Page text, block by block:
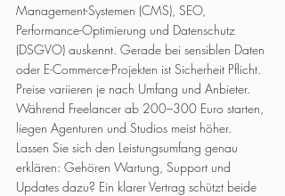
Management-Systemen (CMS), SEO,
Performance-Optimierung und Datenschutz
(DSGVO) auskennt. Gerade bei sensiblen Daten
oder E-Commerce-Projekten ist Sicherheit Pflicht.
Preise variieren je nach Umfang und Anbieter.
Während Freelancer ab 200–300 Euro starten,
liegen Agenturen und Studios meist höher.
Lassen Sie sich den Leistungsumfang genau
erklären: Gehören Wartung, Support und
Updates dazu? Ein klarer Vertrag schützt beide